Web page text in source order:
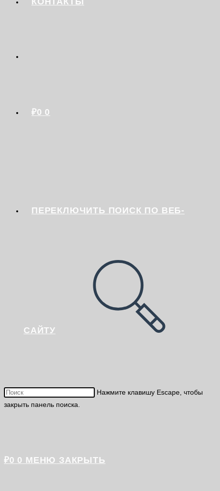
₽0 0
ПЕРЕКЛЮЧИТЬ ПОИСК ПО ВЕБ-
САЙТУ
Нажмите клавишу Escape, чтобы
закрыть панель поиска.
₽0 0 МЕНЮ ЗАКРЫТЬ